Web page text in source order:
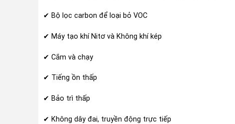
✔ Bộ lọc carbon để loại bỏ VOC
✔ Máy tạo khí Nitơ và Không khí kép
✔ Cắm và chạy
✔ Tiếng ồn thấp
✔ Bảo trì thấp
✔ Không dây đai, truyền động trực tiếp